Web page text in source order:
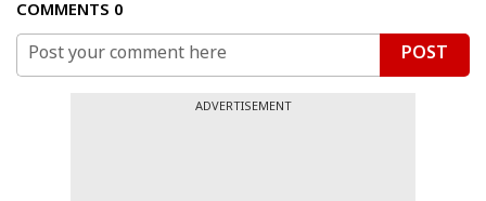
COMMENTS 0
POST
ADVERTISEMENT